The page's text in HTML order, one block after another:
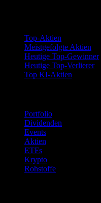
Top-Aktien
Meistgefolgte Aktien
Heutige Top-Gewinner
Heutige Top-Verlierer
Top KI-Aktien
Portfolio
Dividenden
Events
Aktien
ETFs
Krypto
Rohstoffe